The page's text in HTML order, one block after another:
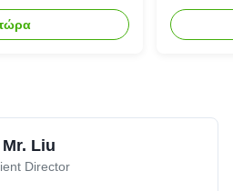
Mr. Liu
Director